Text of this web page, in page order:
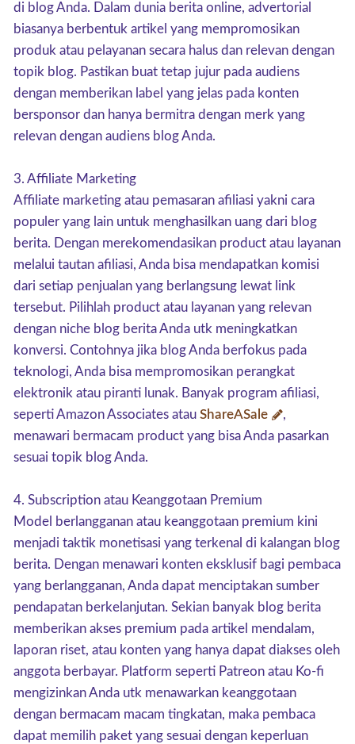
di blog Anda. Dalam dunia berita online, advertorial
biasanya berbentuk artikel yang mempromosikan
produk atau pelayanan secara halus dan relevan dengan
topik blog. Pastikan buat tetap jujur pada audiens
dengan memberikan label yang jelas pada konten
bersponsor dan hanya bermitra dengan merk yang
relevan dengan audiens blog Anda.
3. Affiliate Marketing
Affiliate marketing atau pemasaran afiliasi yakni cara
populer yang lain untuk menghasilkan uang dari blog
berita. Dengan merekomendasikan product atau layanan
melalui tautan afiliasi, Anda bisa mendapatkan komisi
dari setiap penjualan yang berlangsung lewat link
tersebut. Pilihlah product atau layanan yang relevan
dengan niche blog berita Anda utk meningkatkan
konversi. Contohnya jika blog Anda berfokus pada
teknologi, Anda bisa mempromosikan perangkat
elektronik atau piranti lunak. Banyak program afiliasi,
seperti Amazon Associates atau ShareASale
,
menawari bermacam product yang bisa Anda pasarkan
sesuai topik blog Anda.
4. Subscription atau Keanggotaan Premium
Model berlangganan atau keanggotaan premium kini
menjadi taktik monetisasi yang terkenal di kalangan blog
berita. Dengan menawari konten eksklusif bagi pembaca
yang berlangganan, Anda dapat menciptakan sumber
pendapatan berkelanjutan. Sekian banyak blog berita
memberikan akses premium pada artikel mendalam,
laporan riset, atau konten yang hanya dapat diakses oleh
anggota berbayar. Platform seperti Patreon atau Ko-fi
mengizinkan Anda utk menawarkan keanggotaan
dengan bermacam macam tingkatan, maka pembaca
dapat memilih paket yang sesuai dengan keperluan